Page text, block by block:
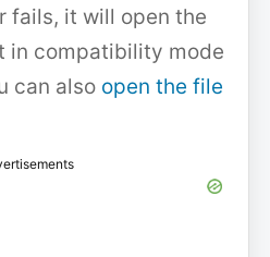
fails, it will open the
in compatibility mode
can also open the file